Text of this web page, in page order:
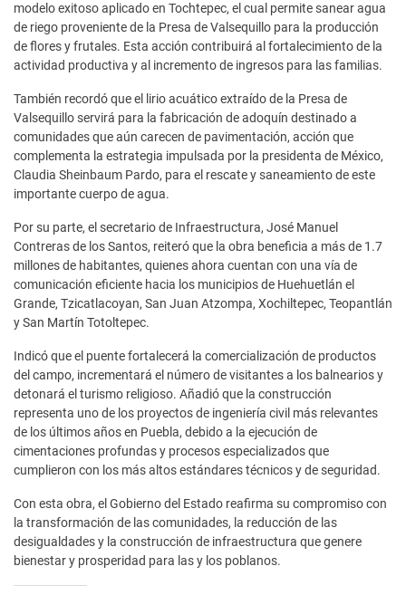
modelo exitoso aplicado en Tochtepec, el cual permite sanear agua
de riego proveniente de la Presa de Valsequillo para la producción
de flores y frutales. Esta acción contribuirá al fortalecimiento de la
actividad productiva y al incremento de ingresos para las familias.
También recordó que el lirio acuático extraído de la Presa de
Valsequillo servirá para la fabricación de adoquín destinado a
comunidades que aún carecen de pavimentación, acción que
complementa la estrategia impulsada por la presidenta de México,
Claudia Sheinbaum Pardo, para el rescate y saneamiento de este
importante cuerpo de agua.
Por su parte, el secretario de Infraestructura, José Manuel
Contreras de los Santos, reiteró que la obra beneficia a más de 1.7
millones de habitantes, quienes ahora cuentan con una vía de
comunicación eficiente hacia los municipios de Huehuetlán el
Grande, Tzicatlacoyan, San Juan Atzompa, Xochiltepec, Teopantlán
y San Martín Totoltepec.
Indicó que el puente fortalecerá la comercialización de productos
del campo, incrementará el número de visitantes a los balnearios y
detonará el turismo religioso. Añadió que la construcción
representa uno de los proyectos de ingeniería civil más relevantes
de los últimos años en Puebla, debido a la ejecución de
cimentaciones profundas y procesos especializados que
cumplieron con los más altos estándares técnicos y de seguridad.
Con esta obra, el Gobierno del Estado reafirma su compromiso con
la transformación de las comunidades, la reducción de las
desigualdades y la construcción de infraestructura que genere
bienestar y prosperidad para las y los poblanos.